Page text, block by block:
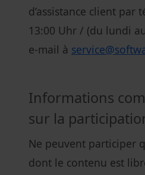
d’assistance client par
13:00 Uhr / (du lundi
e-mail à
Informations
sur la
Ne peuvent participer
dont le contenu est